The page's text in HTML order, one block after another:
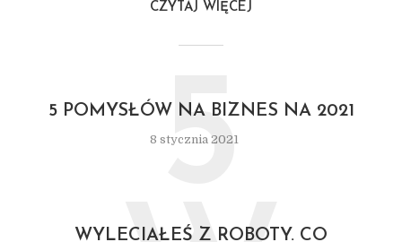
CZYTAJ WIĘCEJ
5 POMYSŁÓW NA BIZNES NA 2021
8 stycznia 2021
5
WYLECIAŁEŚ Z ROBOTY. CO